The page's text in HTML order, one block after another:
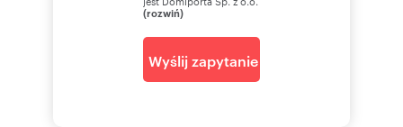
(rozwiń)
Wyślij zapytanie